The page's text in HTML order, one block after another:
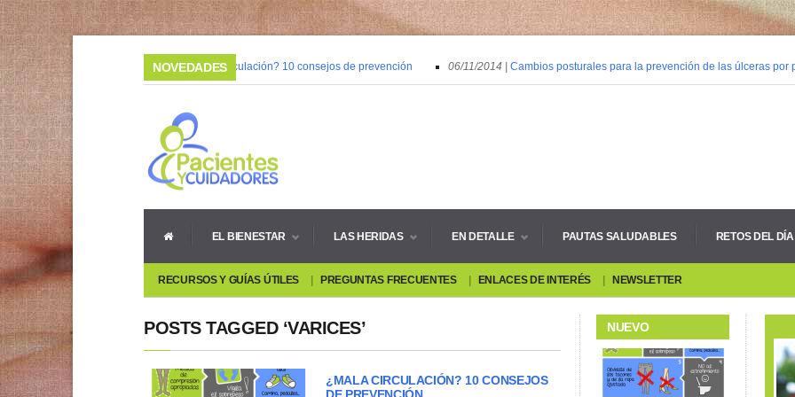
NOVEDADES
03/02/2015 |¿Mala circulación? 10 consejos de prevención 06/11/2014 |Cambios posturales para la prevención de las úlceras por
08/05/2014 |Vivir con heridas crónicas
EL BIENESTAR LAS HERIDAS EN DETALLE PAUTAS SALUDABLES RETOS DEL
RECURSOS Y GUÍAS ÚTILES PREGUNTAS FRECUENTES ENLACES DE INTERÉS NEWSLETTER
POSTS TAGGED ‘VARICES’
¿MALA CIRCULACIÓN? 10 CONSEJOS
NUEVO